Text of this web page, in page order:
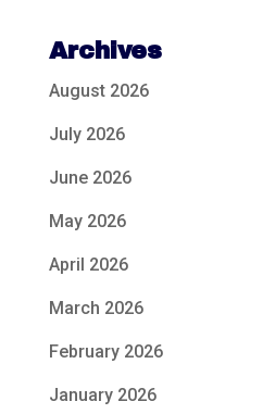
Archives
August 2026
July 2026
June 2026
May 2026
April 2026
March 2026
February 2026
January 2026